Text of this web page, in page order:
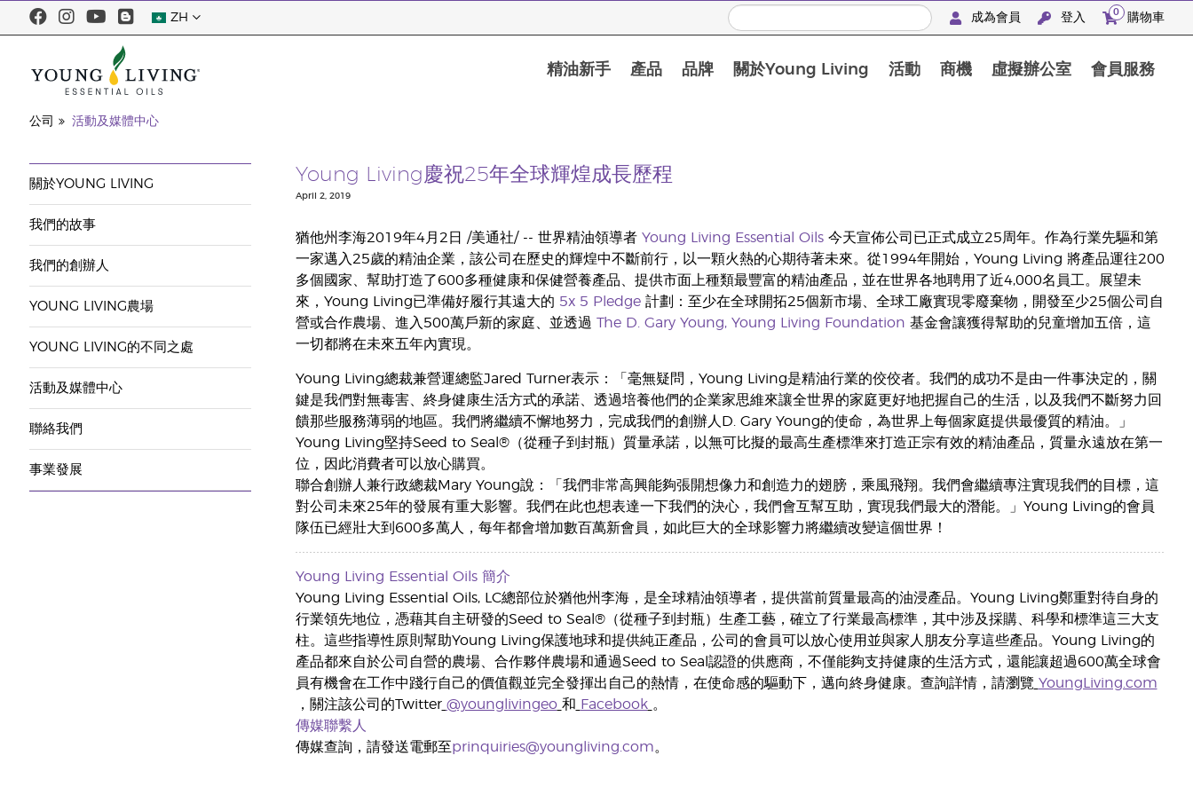
ZH 成為會員 登入 0 購物車
精油新手 產品 品牌 關於Young Living 活動 商機 虛擬辦公室 會員服務
公司 活動及媒體中心
關於YOUNG LIVING
我們的故事
我們的創辦人
YOUNG LIVING農場
YOUNG LIVING的不同之處
活動及媒體中心
聯絡我們
事業發展
Young Living慶祝25年全球輝煌成長歷程
April 2, 2019
猶他州李海2019年4月2日 /美通社/ -- 世界精油領導者 Young Living Essential Oils今天宣佈公司已正式成立25周年。作為行業先驅和第
一家邁入25歲的精油企業，該公司在歷史的輝煌中不斷前行，以一顆火熱的心期待著未來。從1994年開始，Young Living 將產品運往200
多個國家、幫助打造了600多種健康和保健營養產品、提供市面上種類最豐富的精油產品，並在世界各地聘用了近4,000名員工。展望未
來，Young Living已準備好履行其遠大的 5x 5 Pledge計劃：至少在全球開拓25個新市場、全球工廠實現零廢棄物，開發至少25個公司自
營或合作農場、進入500萬戶新的家庭、並透過 The D. Gary Young, Young Living Foundation 基金會讓獲得幫助的兒童增加五倍，這
一切都將在未來五年內實現。
Young Living總裁兼營運總監Jared Turner表示：「毫無疑問，Young Living是精油行業的佼佼者。我們的成功不是由一件事決定的，關
鍵是我們對無毒害、終身健康生活方式的承諾、透過培養他們的企業家思維來讓全世界的家庭更好地把握自己的生活，以及我們不斷努力回
饋那些服務薄弱的地區。我們將繼續不懈地努力，完成我們的創辦人D. Gary Young的使命，為世界上每個家庭提供最優質的精油。」
Young Living堅持Seed to Seal®（從種子到封瓶）質量承諾，以無可比擬的最高生產標準來打造正宗有效的精油產品，質量永遠放在第一
位，因此消費者可以放心購買。
聯合創辦人兼行政總裁Mary Young說：「我們非常高興能夠張開想像力和創造力的翅膀，乘風飛翔。我們會繼續專注實現我們的目標，這
對公司未來25年的發展有重大影響。我們在此也想表達一下我們的決心，我們會互幫互助，實現我們最大的潛能。」Young Living的會員
隊伍已經壯大到600多萬人，每年都會增加數百萬新會員，如此巨大的全球影響力將繼續改變這個世界！
Young Living Essential Oils 簡介
Young Living Essential Oils, LC總部位於猶他州李海，是全球精油領導者，提供當前質量最高的油浸產品。Young Living鄭重對待自身的
行業領先地位，憑藉其自主研發的Seed to Seal®（從種子到封瓶）生產工藝，確立了行業最高標準，其中涉及採購、科學和標準這三大支
柱。這些指導性原則幫助Young Living保護地球和提供純正產品，公司的會員可以放心使用並與家人朋友分享這些產品。Young Living的
產品都來自於公司自營的農場、合作夥伴農場和通過Seed to Seal認證的供應商，不僅能夠支持健康的生活方式，還能讓超過600萬全球會
員有機會在工作中踐行自己的價值觀並完全發揮出自己的熱情，在使命感的驅動下，邁向終身健康。查詢詳情，請瀏覽 YoungLiving.com
，關注該公司的Twitter @younglivingeo 和 Facebook 。
傳媒聯繫人
傳媒查詢，請發送電郵至prinquiries@youngliving.com。